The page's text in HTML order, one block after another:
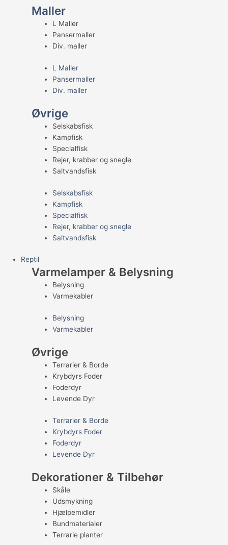
Maller
L Maller
Pansermaller
Div. maller
L Maller
Pansermaller
Div. maller
Øvrige
Selskabsfisk
Kampfisk
Specialfisk
Rejer, krabber og snegle
Saltvandsfisk
Selskabsfisk
Kampfisk
Specialfisk
Rejer, krabber og snegle
Saltvandsfisk
Reptil
Varmelamper & Belysning
Belysning
Varmekabler
Belysning
Varmekabler
Øvrige
Terrarier & Borde
Krybdyrs Foder
Foderdyr
Levende Dyr
Terrarier & Borde
Krybdyrs Foder
Foderdyr
Levende Dyr
Dekorationer & Tilbehør
Skåle
Udsmykning
Hjælpemidler
Bundmaterialer
Terrarie planter